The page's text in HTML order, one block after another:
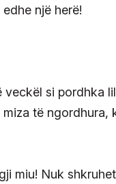
një herë!
si pordhka
të
miu! Nuk